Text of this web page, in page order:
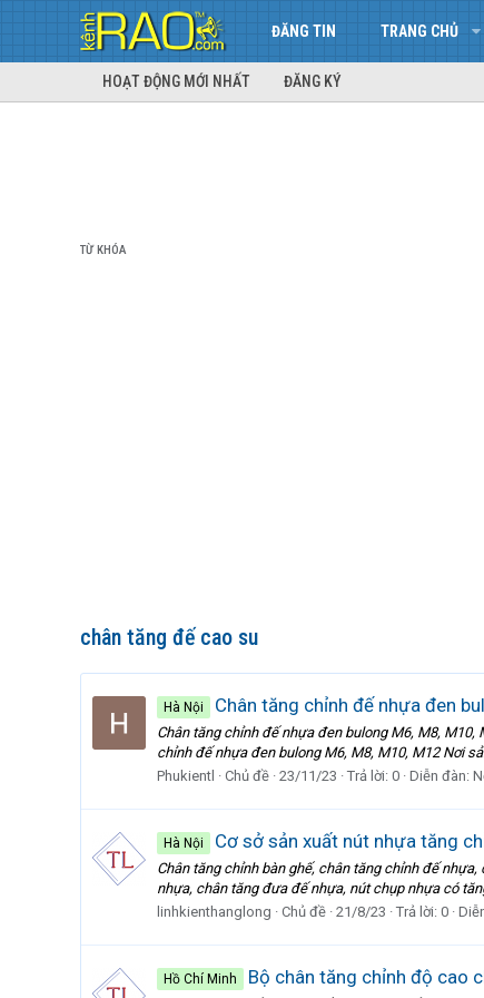
ĐĂNG TIN TRANG CHỦ
HOẠT ĐỘNG MỚI NHẤT ĐĂNG KÝ
TỪ KHÓA
chân tăng đế cao su
Hà Nội Chân tăng chỉnh đế nhựa đen
Chân tăng chỉnh đế nhựa đen bulong M6, M8,
chỉnh đế nhựa đen bulong M6, M8, M10, M12 Nơi
Phukientl
Chủ đề 23/11/23 Trả lời: 0 Diễn đàn:
Hà Nội Cơ sở sản xuất nút nhựa tăng
Chân tăng chỉnh bàn ghế, chân tăng chỉnh đế
nhựa, chân tăng đưa đế nhựa, nút chụp nhựa có
linhkienthanglong
Chủ đề 21/8/23 Trả lời: 0
Hồ Chí Minh Bộ chân tăng chỉnh độ cao